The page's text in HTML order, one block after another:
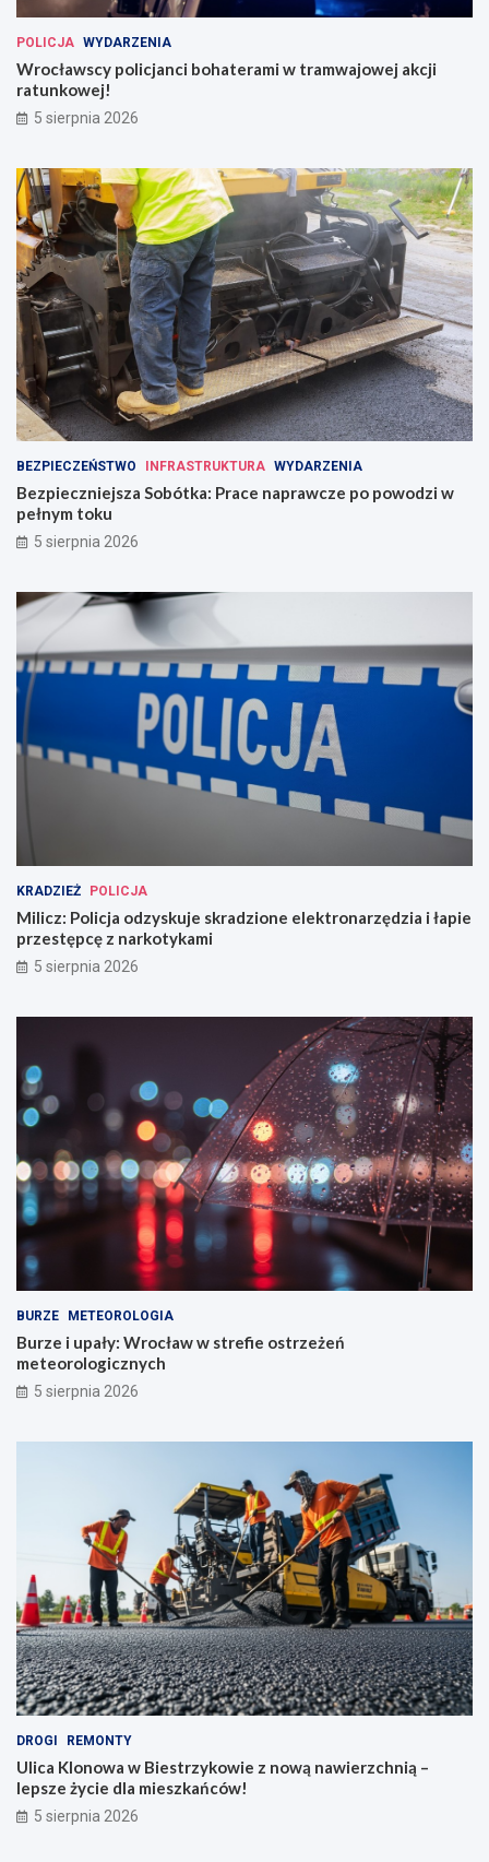
POLICJA WYDARZENIA
Wrocławscy policjanci bohaterami w tramwajowej akcji
ratunkowej!
5 sierpnia 2026
BEZPIECZEŃSTWO INFRASTRUKTURA WYDARZENIA
Bezpieczniejsza Sobótka: Prace naprawcze po powodzi w
pełnym toku
5 sierpnia 2026
KRADZIEŻ POLICJA
Milicz: Policja odzyskuje skradzione elektronarzędzia i łapie
przestępcę z narkotykami
5 sierpnia 2026
BURZE METEOROLOGIA
Burze i upały: Wrocław w strefie ostrzeżeń
meteorologicznych
5 sierpnia 2026
DROGI REMONTY
Ulica Klonowa w Biestrzykowie z nową nawierzchnią –
lepsze życie dla mieszkańców!
5 sierpnia 2026